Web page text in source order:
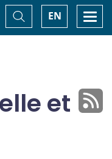
EN
Basculer
la
recherche
et